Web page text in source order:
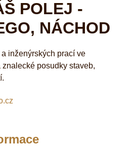
POLEJ -
NÁCHOD
inženýrských prací ve
posudky staveb,